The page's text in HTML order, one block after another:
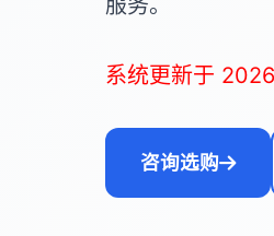
服务。
系统更新于
咨询选购